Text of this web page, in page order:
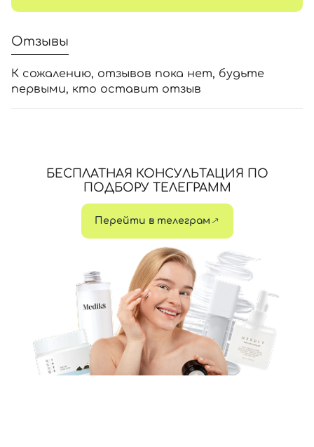
Отзывы
К сожалению, отзывов пока нет, будьте
первыми, кто оставит отзыв
БЕСПЛАТНАЯ КОНСУЛЬТАЦИЯ ПО
ПОДБОРУ ТЕЛЕГРАММ
Перейти в телеграм